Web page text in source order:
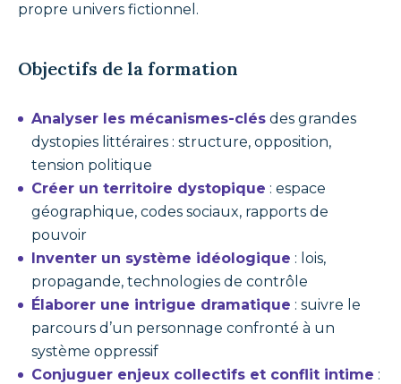
propre univers fictionnel.
Objectifs de la formation
Analyser les mécanismes-clés des grandes
dystopies littéraires : structure, opposition,
tension politique
Créer un territoire dystopique : espace
géographique, codes sociaux, rapports de
pouvoir
Inventer un système idéologique : lois,
propagande, technologies de contrôle
Élaborer une intrigue dramatique : suivre le
parcours d’un personnage confronté à un
système oppressif
Conjuguer enjeux collectifs et conflit intime :